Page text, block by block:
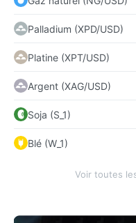
Palladium (XPD/USD)
Platine (XPT/USD)
Argent (XAG/USD)
Soja (S_1)
Blé (W_1)
Voir toutes